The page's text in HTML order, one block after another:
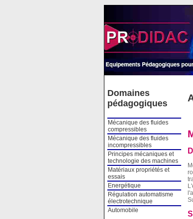
Domaines
pédagogiques
Mécanique des fluides
compressibles
Mécanique des fluides
incompressibles
Principes mécaniques et
technologie des machines
Matériaux propriétés et
essais
Energétique
Régulation automatisme
électrotechnique
Automobile